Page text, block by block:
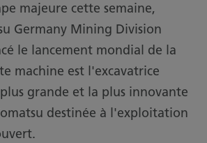
majeure cette semaine,
Germany Mining Division
le lancement mondial de la
machine est l'excavatrice
grande et la plus innovante
destinée à l'exploitation